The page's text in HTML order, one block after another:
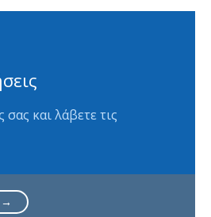
σας και λάβετε τις
→